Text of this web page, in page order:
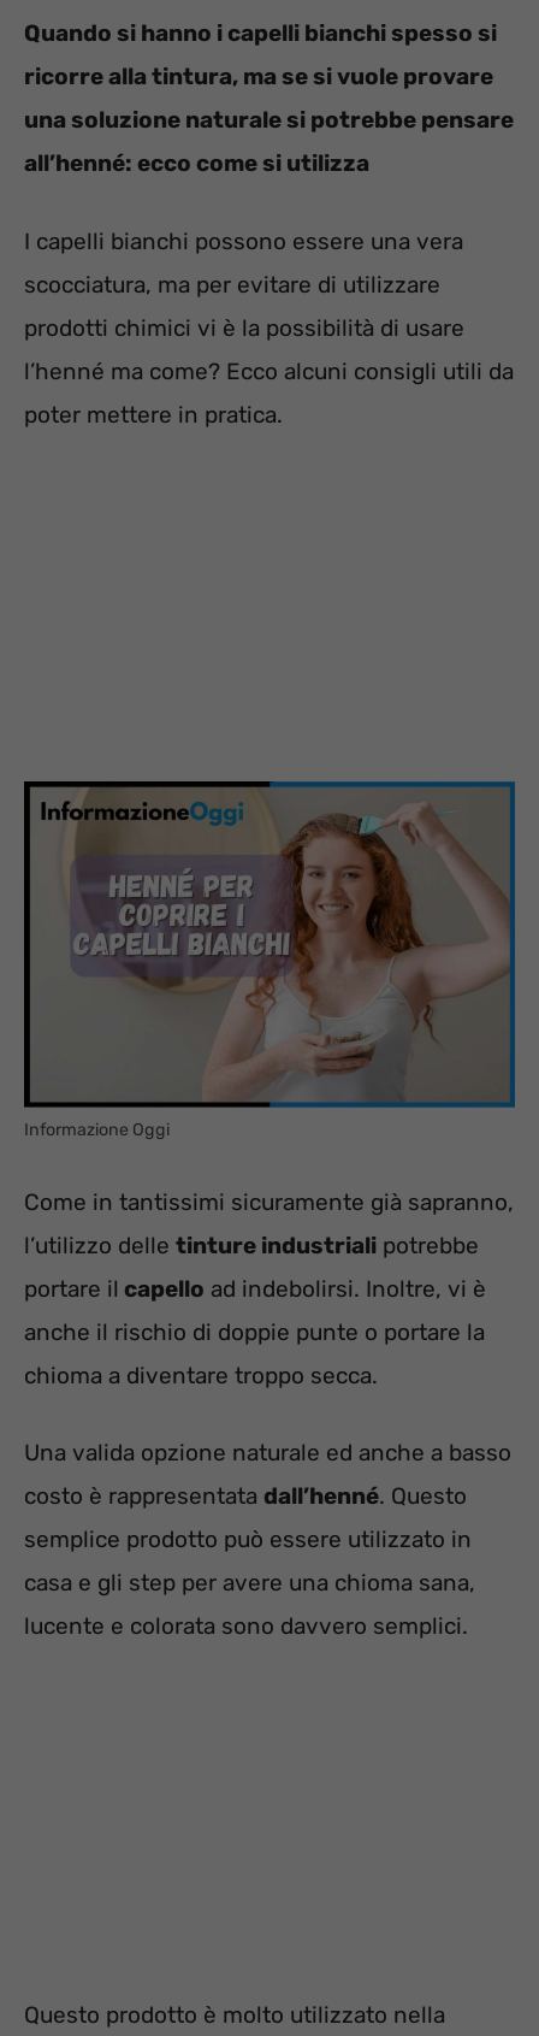
Quando si hanno i capelli bianchi spesso si
ricorre alla tintura, ma se si vuole provare
una soluzione naturale si potrebbe pensare
all’henné: ecco come si utilizza
I capelli bianchi possono essere una vera
scocciatura, ma per evitare di utilizzare
prodotti chimici vi è la possibilità di usare
l’henné ma come? Ecco alcuni consigli utili da
poter mettere in pratica.
Informazione Oggi
Come in tantissimi sicuramente già sapranno,
l’utilizzo delle tinture industriali potrebbe
portare il capello ad indebolirsi. Inoltre, vi è
anche il rischio di doppie punte o portare la
chioma a diventare troppo secca.
Una valida opzione naturale ed anche a basso
costo è rappresentata dall’henné. Questo
semplice prodotto può essere utilizzato in
casa e gli step per avere una chioma sana,
lucente e colorata sono davvero semplici.
Questo prodotto è molto utilizzato nella